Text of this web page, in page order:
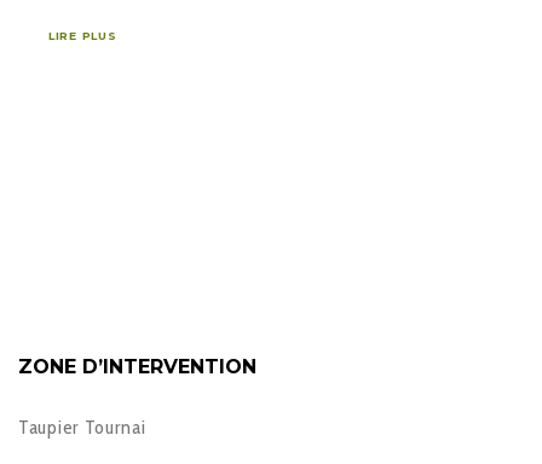
LIRE PLUS
ZONE D’INTERVENTION
Taupier Tournai